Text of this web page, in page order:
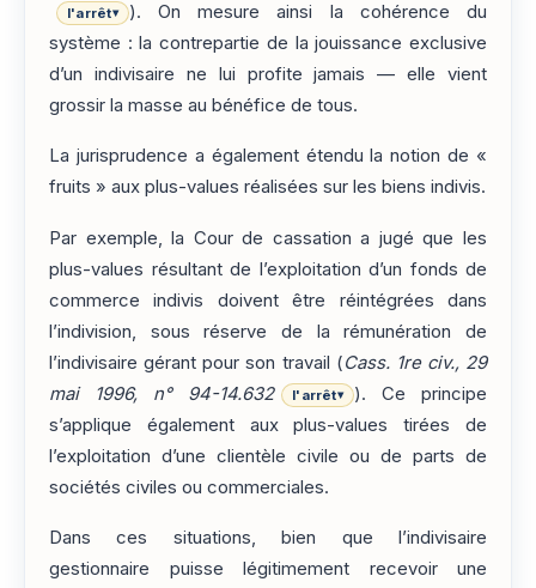
l'arrêt▾
). On mesure ainsi la cohérence du
système : la contrepartie de la jouissance exclusive
d’un indivisaire ne lui profite jamais — elle vient
grossir la masse au bénéfice de tous.
La jurisprudence a également étendu la notion de «
fruits » aux plus-values réalisées sur les biens indivis.
Par exemple, la Cour de cassation a jugé que les
plus-values résultant de l’exploitation d’un fonds de
commerce indivis doivent être réintégrées dans
l’indivision, sous réserve de la rémunération de
l’indivisaire gérant pour son travail (Cass. 1re civ., 29
mai 1996, n° 94-14.632
l'arrêt▾
). Ce principe
s’applique également aux plus-values tirées de
l’exploitation d’une clientèle civile ou de parts de
sociétés civiles ou commerciales.
Dans ces situations, bien que l’indivisaire
gestionnaire puisse légitimement recevoir une